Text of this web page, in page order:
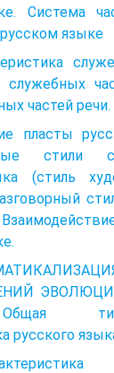
Система
языке
служебных
частей речи.
пласты
стили
(стиль
русского